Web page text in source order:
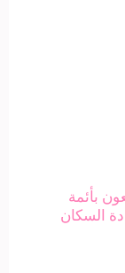
بأئمة
السكان